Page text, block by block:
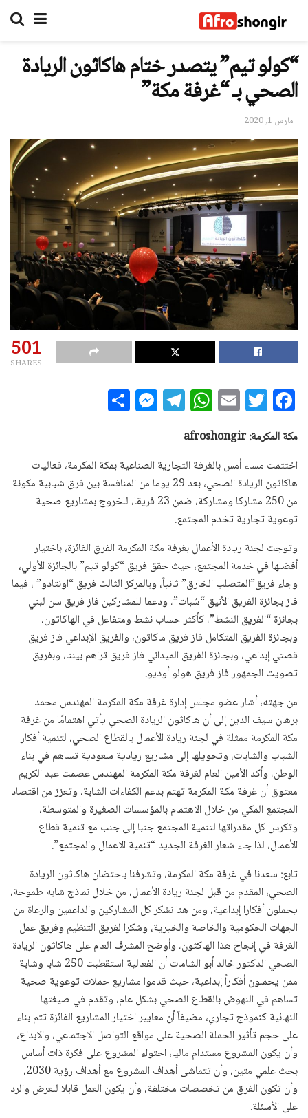
“كولو تيم” يتصدر ختام هاكاثون الريادة
الصحي بـ “غرفة مكة”
مارس 1, 2020
501
SHARES
F
a
c
e
b
o
o
k
T
w
it
te
r
E
m
ai
l
W
h
at
s
A
p
p
T
el
g
ra
m
M
es
n
g
e
r
e
مكة المكرمة:afroshongir
اختتمت مساء أمس بالغرفة التجارية الصناعية بمكة المكرمة، فعاليات
هاكاثون الريادة الصحي، بعد 29 يوما من المنافسة بين فرق شبابية مكونة
من 250 مشاركا ومشاركة، ضمن 23 فريقا، للخروج بمشاريع صحية
توعوية تجارية تخدم المجتمع.
وتوجت لجنة ريادة الأعمال بغرفة مكة المكرمة الفرق الفائزة، باختيار
أفضلها في خدمة المجتمع، حيث حقق فريق “كولو تيم” بالجائزة الأولي،
وجاء فريق”المتصلب الخارق” ثانياً، وبالمركز الثالث فريق “اونتادو” ، فيما
فاز بجائزة الفريق الأنيق “سُبات”، ودعما للمشاركين فاز فريق سن لبني
بجائزة “الفريق النشط”، كأكثر حساب نشط ومتفاعل في الهاكاثون،
وبجائزة الفريق المتكامل فاز فريق ماكاثون، والفريق الإبداعي فاز فريق
قصتي إبداعي، وبجائزة الفريق الميداني فاز فريق تراهم بيننا، وبفريق
تصويت الجمهور فاز فريق هولو أوديو.
من جهته، أشار عضو مجلس إدارة غرفة مكة المكرمة المهندس محمد
برهان سيف الدين إلى أن هاكاثون الريادة الصحي يأتي اهتمامًا من غرفة
مكة المكرمة ممثلة في لجنة ريادة الأعمال بالقطاع الصحي، لتنمية أفكار
الشباب والشابات، وتحويلها إلى مشاريع ريادية سعودية تساهم في بناء
الوطن، وأكد الأمين العام لغرفة مكة المكرمة المهندس عصمت عبد الكريم
معتوق أن غرفة مكة المكرمة تهتم بدعم الكفاءات الشابة، وتعزز من اقتصاد
المجتمع المكي من خلال الاهتمام بالمؤسسات الصغيرة والمتوسطة،
وتكرس كل مقدراتها لتنمية المجتمع جنبا إلى جنب مع تنمية قطاع
الأعمال، لذا جاء شعار الغرفة الجديد “تنمية الاعمال والمجتمع”.
تابع: سعدنا في غرفة مكة المكرمة، وتشرفنا باحتضان هاكاثون الريادة
الصحي، المقدم من قبل لجنة ريادة الأعمال، من خلال نماذج شابه طموحة،
يحملون أفكارا إبداعية، ومن هنا نشكر كل المشاركين والداعمين والرعاة من
الجهات الحكومية والخاصة والخيرية، وشكرا لفريق التنظيم وفريق عمل
الغرفة في إنجاح هذا الهاكثون، وأوضح المشرف العام على هاكاثون الريادة
الصحي الدكتور خالد أبو الشامات أن الفعالية استقطبت 250 شابا وشابة
ممن يحملون أفكاراً إبداعية، حيث قدموا مشاريع حملات توعوية صحية
تساهم في النهوض بالقطاع الصحي بشكل عام، وتقدم في صيغتها
النهائية كنموذج تجاري، مضيفاً أن معايير اختيار المشاريع الفائزة تتم بناء
على حجم تأثير الحملة الصحية على مواقع التواصل الاجتماعي، والابداع،
وأن يكون المشروع مستدام ماليا، احتواء المشروع على فكرة ذات أساس
بحث علمي متين، وأن تتماشى أهداف المشروع مع أهداف رؤية 2030،
وأن تكون الفرق من تخصصات مختلفة، وأن يكون العمل قابلا للعرض والرد
على الأسئلة.